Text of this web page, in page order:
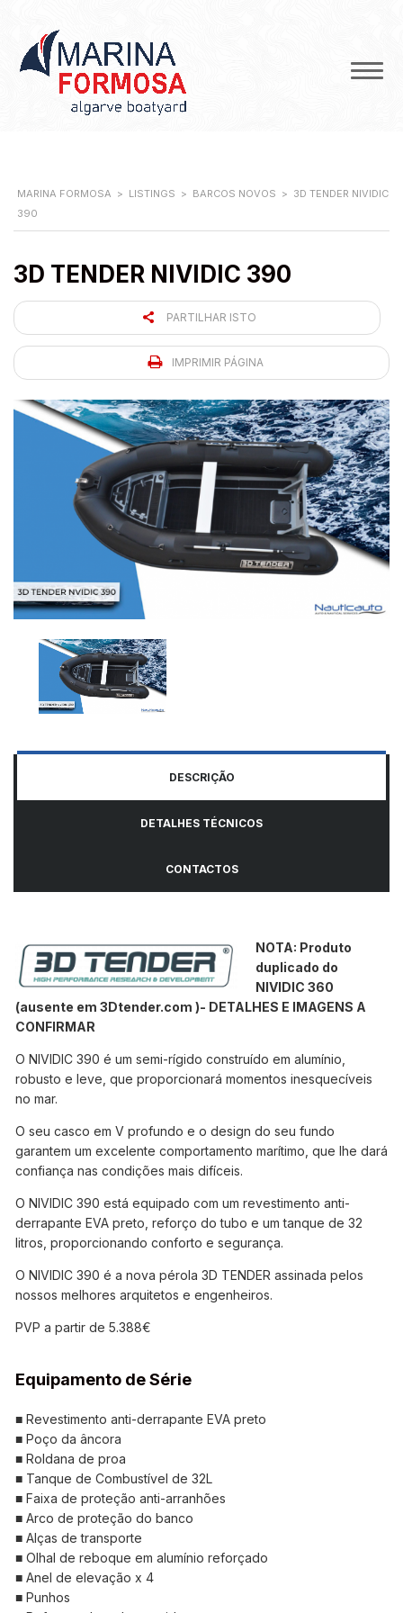
MARINA FORMOSA > LISTINGS > BARCOS NOVOS > 3D TENDER NIVIDIC
390
3D TENDER NIVIDIC 390
PARTILHAR ISTO
IMPRIMIR PÁGINA
DESCRIÇÃO
DETALHES TÉCNICOS
CONTACTOS
NOTA: Produto
duplicado do
NIVIDIC 360
(ausente em 3Dtender.com )- DETALHES E IMAGENS A
CONFIRMAR
O NIVIDIC 390 é um semi-rígido construído em alumínio,
robusto e leve, que proporcionará momentos inesquecíveis
no mar.
O seu casco em V profundo e o design do seu fundo
garantem um excelente comportamento marítimo, que lhe dará
confiança nas condições mais difíceis.
O NIVIDIC 390 está equipado com um revestimento anti-
derrapante EVA preto, reforço do tubo e um tanque de 32
litros, proporcionando conforto e segurança.
O NIVIDIC 390 é a nova pérola 3D TENDER assinada pelos
nossos melhores arquitetos e engenheiros.
PVP a partir de 5.388€
Equipamento de Série
■ Revestimento anti-derrapante EVA preto
■ Poço da âncora
■ Roldana de proa
■ Tanque de Combustível de 32L
■ Faixa de proteção anti-arranhões
■ Arco de proteção do banco
■ Alças de transporte
■ Olhal de reboque em alumínio reforçado
■ Anel de elevação x 4
■ Punhos